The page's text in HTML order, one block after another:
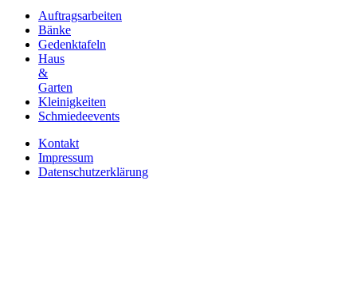
Auftragsarbeiten
Bänke
Gedenktafeln
Haus
&
Garten
Kleinigkeiten
Schmiedeevents
Kontakt
Impressum
Datenschutzerklärung